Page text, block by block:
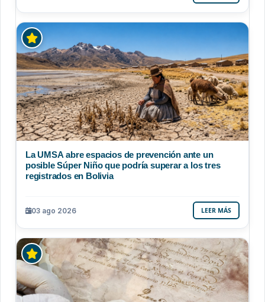
La UMSA abre espacios de prevención ante un
posible Súper Niño que podría superar a los tres
registrados en Bolivia
03 ago 2026 LEER MÁS